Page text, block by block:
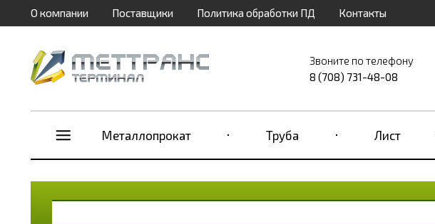
О компании Поставщики Политика обработки ПД Контакты
Звоните по телефону
8 (708) 731-48-08
Металлопрокат Труба Лист